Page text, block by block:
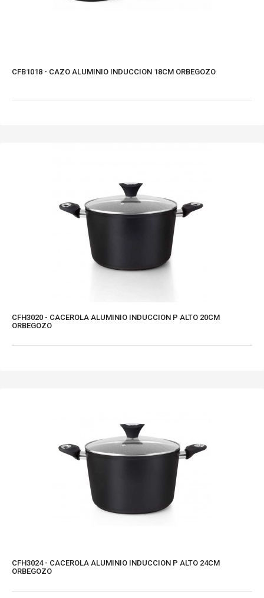
CFB1018 - CAZO ALUMINIO INDUCCION 18CM ORBEGOZO
CFH3020 - CACEROLA ALUMINIO INDUCCION P ALTO 20CM
ORBEGOZO
CFH3024 - CACEROLA ALUMINIO INDUCCION P ALTO 24CM
ORBEGOZO